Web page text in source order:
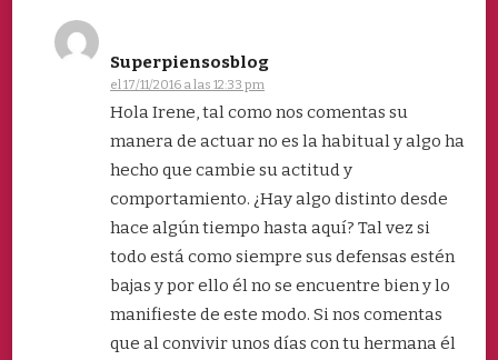
Superpiensosblog
el 17/11/2016 a las 12:33 pm
Hola Irene, tal como nos comentas su
manera de actuar no es la habitual y algo ha
hecho que cambie su actitud y
comportamiento. ¿Hay algo distinto desde
hace algún tiempo hasta aquí? Tal vez si
todo está como siempre sus defensas estén
bajas y por ello él no se encuentre bien y lo
manifieste de este modo. Si nos comentas
que al convivir unos días con tu hermana él